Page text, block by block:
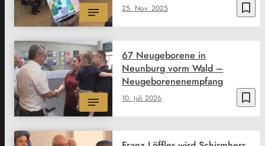
bookmark_border
25. Nov. 2025
bookmark_border
10. Juli 2026
67 Neugeborene in
Neunburg vorm Wald –
Neugeborenenempfang